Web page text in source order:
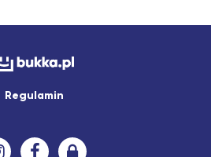
Regulamin